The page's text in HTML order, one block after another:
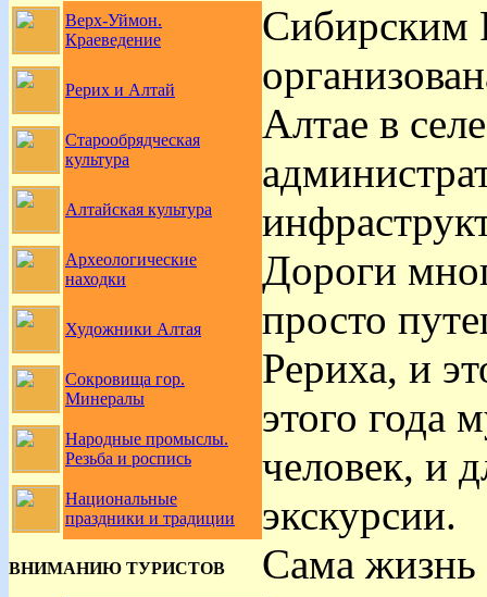
Верх-Уймон.
Краеведение
Рерих и Алтай
Старообрядческая
культура
Алтайская культура
Археологические
находки
Художники Алтая
Сокровища гор.
Минералы
Народные промыслы.
Резьба и роспись
Национальные
праздники и традиции
ВНИМАНИЮ ТУРИСТОВ
Сибирским
Алтае в
Дороги
просто
Рериха, и
этого года
человек, и
экскурсии.
Сама жизнь